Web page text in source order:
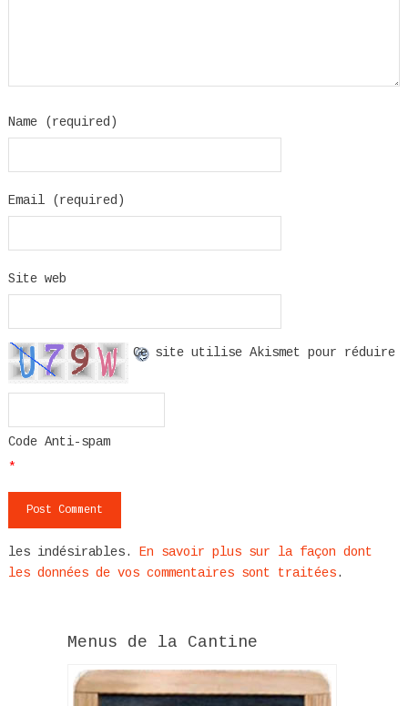
Name (required)
Email (required)
Site web
Code Anti-spam
*
Ce site utilise Akismet pour réduire
les indésirables.
En savoir plus sur la façon dont
les données de vos commentaires sont traitées.
Menus de la Cantine